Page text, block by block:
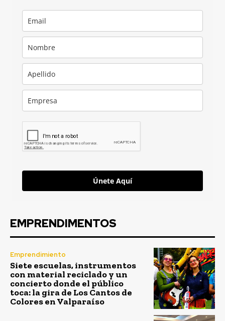
Únete Aquí
EMPRENDIMENTOS
Emprendimiento
Siete escuelas, instrumentos
con material reciclado y un
concierto donde el público
toca: la gira de Los Cantos de
Colores en Valparaíso